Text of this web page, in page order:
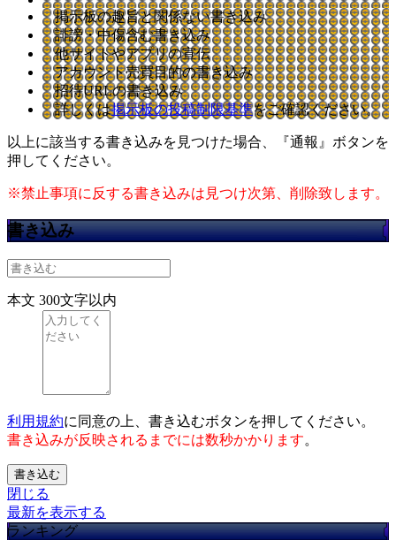
掲示板の趣旨と関係ない書き込み
誹謗・中傷含む書き込み
他サイトやアプリの宣伝
アカウント売買目的の書き込み
招待URLの書き込み
詳しくは掲示板の投稿制限基準をご確認ください。
以上に該当する書き込みを見つけた場合、
『通報』ボタンを
押してください。
※禁止事項に反する書き込みは見つけ次第、削除致します。
書き込み
本文 300文字以内
利用規約に同意の上、書き込むボタンを押してください。
書き込みが反映されるまでには数秒かかります。
書き込む
閉じる
最新を表示する
ランキング